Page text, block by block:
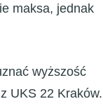
maksa, jednak
wyższość
UKS 22 Kraków.